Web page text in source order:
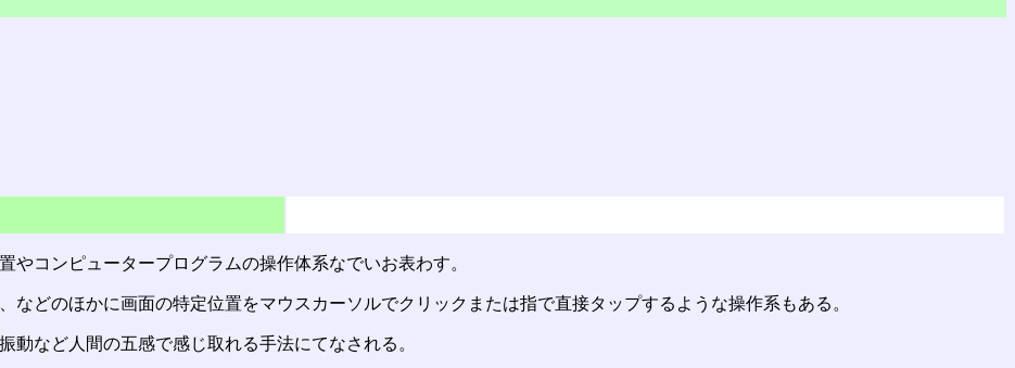
コンピュータープログラムの操作体系なでいお表わす。
どのほかに画面の特定位置をマウスカーソルでクリックまたは指で直接タップするような操作系もある。
など人間の五感で感じ取れる手法にてなされる。